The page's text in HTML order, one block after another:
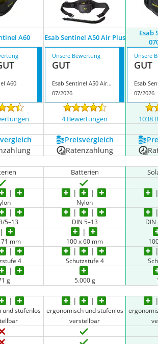
A60 Esab Sentinel A50 Air Plus
Esab
A60
Unsere Bewertung
GUT
Esab Sentinel A50 Air Plus
07/2026
Unsere
GUT
07/2026
4 Bewertungen 1038
Preis­vergleich
Ratenzahlung
Batterien
Nylon
5–13 DIN 5–13 DIN
71 mm 100 x 60 mm
4 Schutzstufe 4
g 5.000 g
und stufenlos
ergonomisch und stufenlos
verstellbar